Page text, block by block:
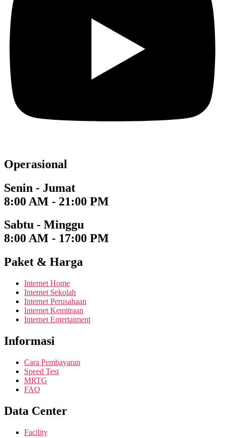
Operasional
Senin - Jumat
8:00 AM - 21:00 PM
Sabtu - Minggu
8:00 AM - 17:00 PM
Paket & Harga
Internet Home
Internet Sekolah
Internet Perusahaan
Internet Kemitraan
Internet Entertaiment
Informasi
Cara Pembayaran
Speed Test
MRTG
FAQ
Data Center
Facility